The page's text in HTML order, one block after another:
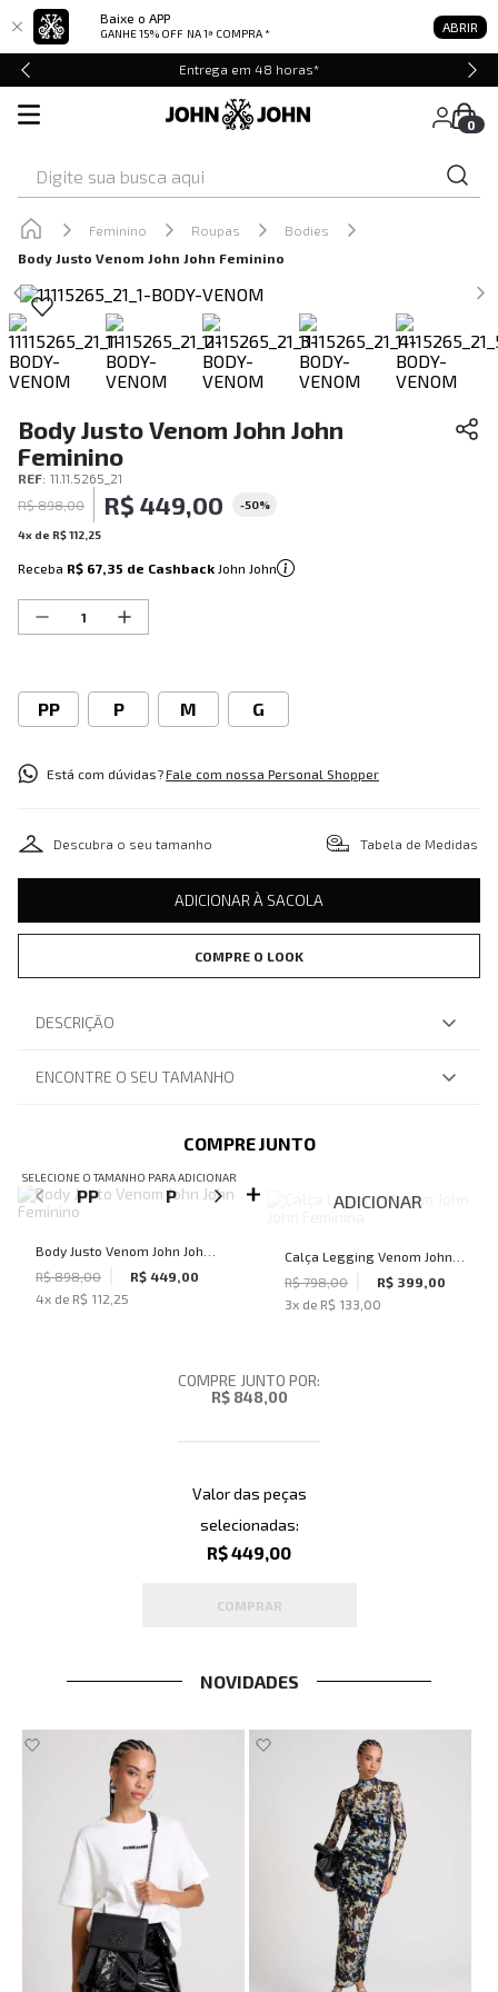
Baixe o APP
GANHE 15% OFF NA 1ª COMPRA * ABRIR
Entrega em 48 horas*
0
Feminino Roupas
Bodies
Body Justo Venom John John Feminino
Body Justo Venom John John
Feminino
REF: 11.11.5265_21
R$ 898,00 R$ 449,00 -50%
4x de R$112 25
Receba R$ 67,35 de Cashback John John
PP P M G
Está com dúvidas?Fale com nossa Personal Shopper
Descubra o seu tamanho Tabela de Medidas
ADICIONAR À SACOLA
COMPRE O LOOK
DESCRIÇÃO
ENCONTRE O SEU TAMANHO
COMPRE JUNTO
SELECIONE O TAMANHO PARA ADICIONAR
PP P M G
Body Justo Venom John John
Feminino
R$ 898,00
R$ 449,00
4x de R$ 112,25
ADICIONAR
Calça Legging Venom John
John Feminina
R$ 798,00
R$ 399,00
3x de R$ 133,00
COMPRE JUNTO POR:
R$ 848,00
Valor das peças
selecionadas:
R$ 449,00
COMPRAR
NOVIDADES